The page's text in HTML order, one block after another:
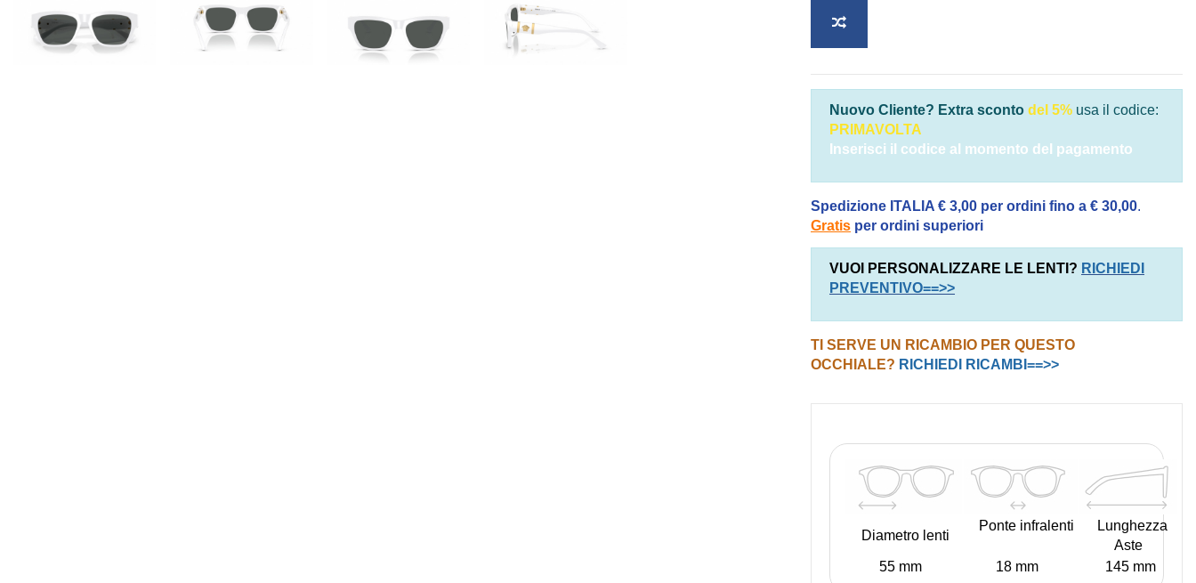
Nuovo Cliente? Extra sconto del 5% usa il codice:
PRIMAVOLTA
Inserisci il codice al momento del pagamento
Spedizione ITALIA € 3,00 per ordini fino a € 30,00.
Gratis per ordini superiori
VUOI PERSONALIZZARE LE LENTI? RICHIEDI
PREVENTIVO==>>
TI SERVE UN RICAMBIO PER QUESTO
OCCHIALE? RICHIEDI RICAMBI==>>
Diametro lenti
Ponte infralenti
Lunghezza
Aste
55 mm
18 mm 145 mm